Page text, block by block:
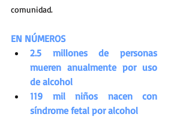
comunidad.
EN NÚMEROS
2.5 millones de personas
mueren anualmente por uso
de alcohol
119 mil niños nacen con
síndrome fetal por alcohol